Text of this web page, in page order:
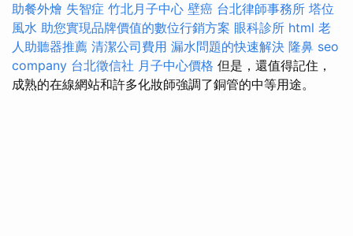
助餐外燴 失智症 竹北月子中心 壁癌 台北律師事務所 塔位
風水 助您實現品牌價值的數位行銷方案 眼科診所 html 老
人助聽器推薦 清潔公司費用 漏水問題的快速解決 隆鼻 seo
company 台北徵信社 月子中心價格 但是，還值得記住，
成熟的在線網站和許多化妝師強調了銅管的中等用途。